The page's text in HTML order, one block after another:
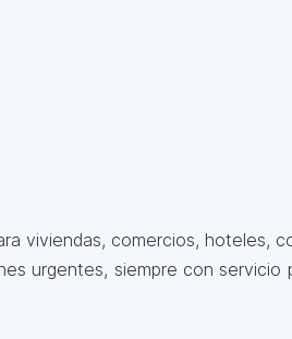
viviendas, comercios, hoteles,
urgentes, siempre con servicio